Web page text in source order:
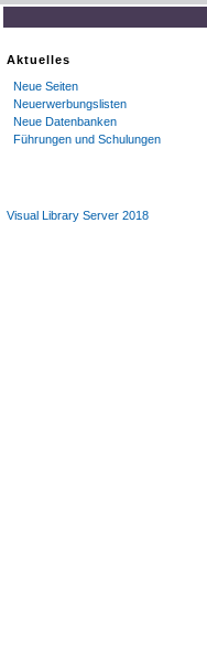
Aktuelles
Neue Seiten
Neuerwerbungslisten
Neue Datenbanken
Führungen und Schulungen
Visual Library Server 2018